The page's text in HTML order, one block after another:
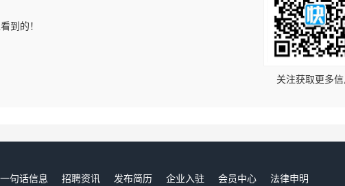
到的！
关注获取更多
一句话信息 招聘资讯 发布简历 企业入驻 会员中心 法律申明